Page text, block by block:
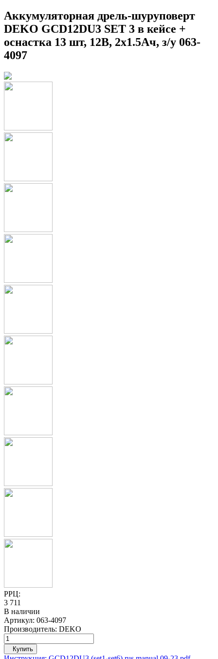
Аккумуляторная дрель-шуруповерт
DEKO GCD12DU3 SET 3 в кейсе +
оснастка 13 шт, 12В, 2х1.5Ач, з/у 063-
4097
РРЦ:
3 711
В наличии
Артикул: 063-4097
Производитель: DEKO
Купить